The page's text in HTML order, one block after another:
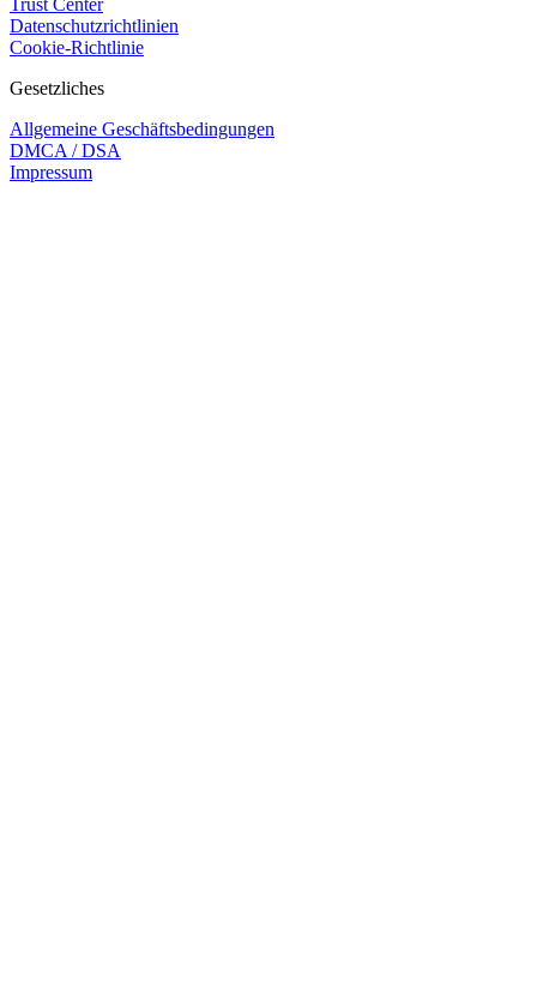
Datenschutzrichtlinien
Cookie-Richtlinie
Gesetzliches
Allgemeine Geschäftsbedingungen
DMCA / DSA
Impressum